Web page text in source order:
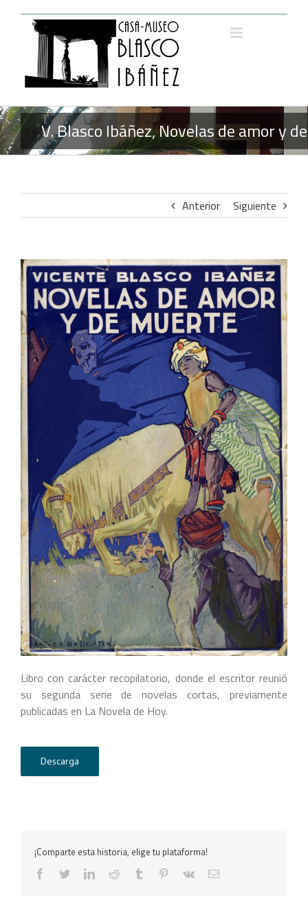
contenido
V. Blasco Ibáñez, Novelas de amor y
Anterior Siguiente
Libro con carácter recopilatorio, donde el escritor reunió
su segunda serie de novelas cortas, previamente
publicadas en La Novela de Hoy.
Descarga
¡Comparte esta historia, elige tu plataforma!
facebooktwitterlinkedinreddit tumblr pinterest
vk
Correo